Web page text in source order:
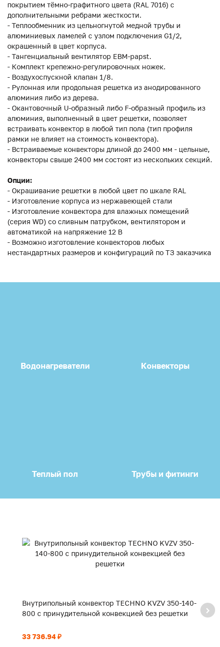
покрытием тёмно-графитного цвета (RAL 7016) с
дополнительными ребрами жесткости.
- Теплообменник из цельногнутой медной трубы и
алюминиевых ламелей с узлом подключения G1/2,
окрашенный в цвет корпуса.
- Тангенциальный вентилятор EBM-papst.
- Комплект крепежно-регулировочных ножек.
- Воздухоспускной клапан 1/8.
- Рулонная или продольная решетка из анодированного
алюминия либо из дерева.
- Окантовочный U-образный либо F-образный профиль из
алюминия, выполненный в цвет решетки, позволяет
встраивать конвектор в любой тип пола (тип профиля
рамки не влияет на стоимость конвектора).
- Встраиваемые конвекторы длиной до 2400 мм - цельные,
конвекторы свыше 2400 мм состоят из нескольких секций.
Опции:
- Окрашивание решетки в любой цвет по шкале RAL
- Изготовление корпуса из нержавеющей стали
- Изготовление конвектора для влажных помещений
(серия WD) со сливным патрубком, вентилятором и
автоматикой на напряжение 12 В
- Возможно изготовление конвекторов любых
нестандартных размеров и конфигураций по ТЗ заказчика
Водонагреватели Конвекторы
Теплый пол Трубы и фитинги
Внутрипольный конвектор TECHNO KVZV 350-140-
800 с принудительной конвекцией без решетки
33 736.94 ₽